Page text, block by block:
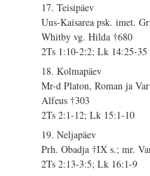
17. Teisipäev
Uus-Kaisarea psk. imet.
Whitby vg. Hilda †680
2Ts 1:10-2:2; Lk 14:25-35
18. Kolmapäev
Mr-d Platon, Roman ja
Alfeus †303
2Ts 2:1-12; Lk 15:1-10
19. Neljapäev
Prh. Obadja †IX s.; mr.
2Ts 2:13-3:5; Lk 16:1-9